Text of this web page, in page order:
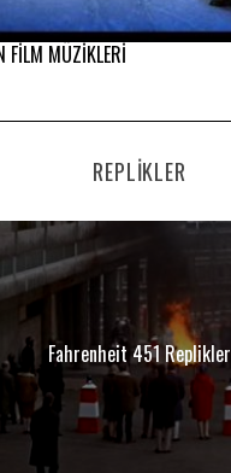
FİLM MÜZİKLERİ
REPLIKLER
Fahrenheit 451 Replikler